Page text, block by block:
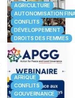
AGRICULTURE
AUTONOMISATION
CONFLITS
DÉVELOPPEMENT
DROITS DES FEMMES
AFRIQUE
CONFLITS
GOUVERNANCE